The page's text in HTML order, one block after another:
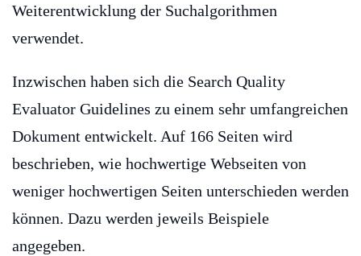
Weiterentwicklung der Suchalgorithmen
verwendet.
Inzwischen haben sich die Search Quality
Evaluator Guidelines zu einem sehr umfangreichen
Dokument entwickelt. Auf 166 Seiten wird
beschrieben, wie hochwertige Webseiten von
weniger hochwertigen Seiten unterschieden werden
können. Dazu werden jeweils Beispiele
angegeben.